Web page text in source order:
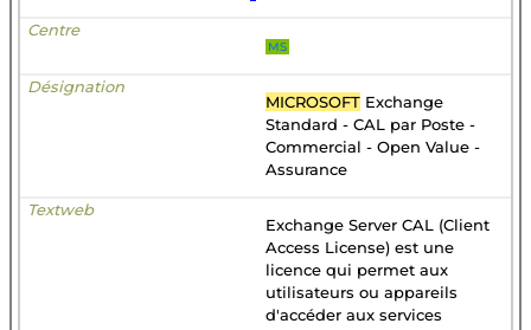
MS
MICROSOFT Exchange
Standard - CAL par Poste -
Commercial - Open Value -
Assurance
Exchange Server CAL (Client
Access License) est une
licence qui permet aux
utilisateurs ou appareils
d'accéder aux services